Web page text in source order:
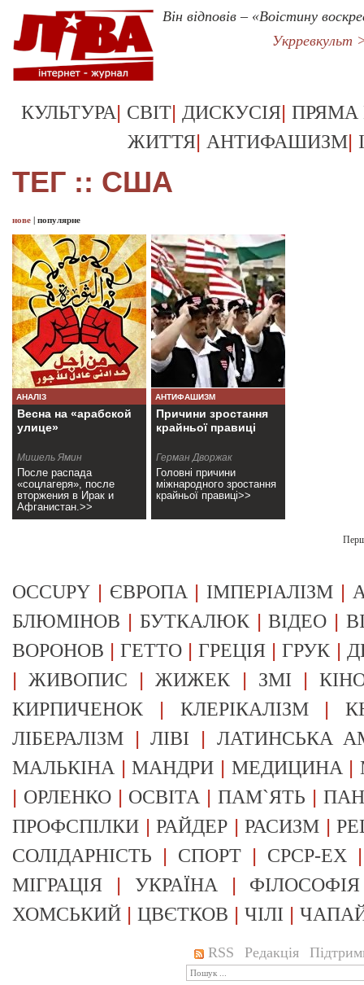
Він відповів – «Воістину
Укрревкульт
КУЛЬТУРА| СВІТ| ДИСКУСІЯ| ПРЯМА
ЖИТТЯ| АНТИФАШИЗМ|
ТЕГ :: США
нове | популярне
АНАЛІЗ
Весна на «арабской
улице»
Мишель Ямин
После распада
«соцлагеря», после
вторжения в Ирак и
Афганистан.>>
АНТИФАШИЗМ
Причини зростання
крайньої правиці
Герман Дворжак
Головні причини
міжнародного зростання
крайньої правиці>>
OCCUPY | ЄВРОПА | ІМПЕРІАЛІЗМ |
БЛЮМІНОВ | БУТКАЛЮК|ВІДЕО |
ВОРОНОВ |ГЕТТО |ГРЕЦІЯ |ГРУК |
|ЖИВОПИС |ЖИЖЕК | ЗМІ |
КИРПИЧЕНОК | КЛЕРІКАЛІЗМ|
ЛІБЕРАЛІЗМ |ЛІВІ | ЛАТИНСЬКА
МАЛЬКІНА |МАНДРИ | МЕДИЦИНА |
| ОРЛЕНКО| ОСВІТА |ПАМ`ЯТЬ |
ПРОФСПІЛКИ |РАЙДЕР |РАСИЗМ |
СОЛІДАРНІСТЬ | СПОРТ | СРСР-EX
МІГРАЦІЯ | УКРАЇНА | ФІЛОСОФІЯ
ХОМСЬКИЙ | ЦВЄТКОВ | ЧІЛІ |
RSS Редакція